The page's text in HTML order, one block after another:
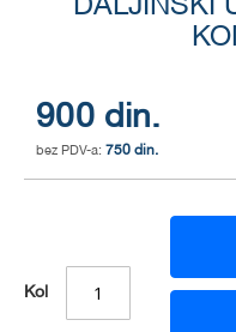
DALJINSKI
900 din.
750 din.
Kol
the
images
gallery